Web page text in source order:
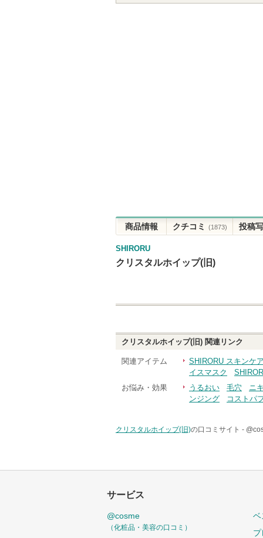
商品情報 クチコミ (1873) 投稿
SHIRORU
クリスタルホイップ(旧)
クリスタルホイップ(旧) 関連リンク
関連アイテム
SHIRORU スキンケ
イスマスク
お悩み・効果
うるおい 毛穴
ニ
ンジング
コストパ
クリスタルホイップ(旧)の口コミサイト -
サービス
@cosme
（化粧品・美容の口コミ）
ベ